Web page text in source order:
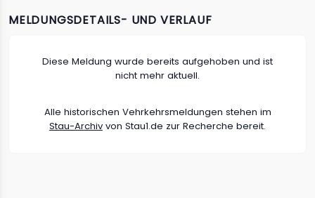
MELDUNGSDETAILS- UND VERLAUF
Diese Meldung wurde bereits aufgehoben und ist
nicht mehr aktuell.
Alle historischen Vehrkehrsmeldungen stehen im
Stau-Archiv von Stau1.de zur Recherche bereit.